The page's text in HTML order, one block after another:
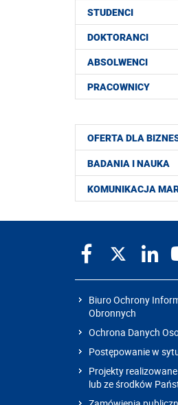
STUDENCI
DOKTORANCI
ABSOLWENCI
PRACOWNICY
OFERTA DLA
BADANIA I NAUKA
KOMUNIKACJA
Biuro Ochrony
Obronnych
Ochrona Danych
Postępowanie w
Projekty
lub ze środków